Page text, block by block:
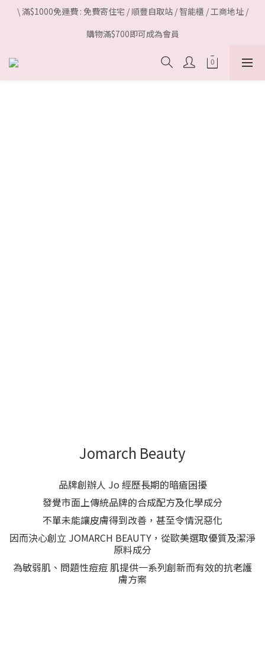
\ 滿$1000免運費 : 免費寄住宅 / 順豐自取站 / 智能櫃 / 工商地址 /
購物滿$700即可成為會員
Jomarch Beauty
品牌創辦人 Jo 經歷長期的暗瘡困擾
發覺市面上傳統品牌的合成配方及化學成分
不單未能讓皮膚得到改善，甚至令情況惡化
因而決心創立 JOMARCH BEAUTY，從歐美選取優質及潔淨
原料成分
為敏弱肌、問題性痘痘 肌提供一系列創新而有效的抗老護
膚方案